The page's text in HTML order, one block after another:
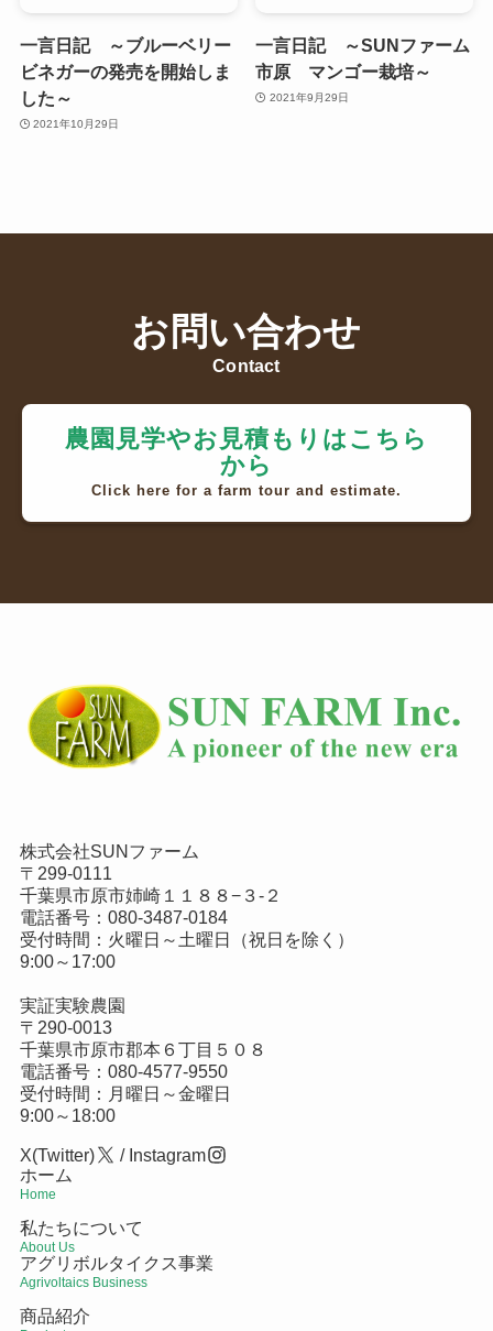
一言日記 ～ブルーベリー
ビネガーの発売を開始しま
した～
2021年10月29日
一言日記 ～SUNファーム
市原 マンゴー栽培～
2021年9月29日
お問い合わせ
Contact
農園見学やお見積もりはこちら
から
Click here for a farm tour and estimate.
株式会社SUNファーム
〒299-0111
千葉県市原市姉崎１１８８−３-２
電話番号： 080-3487-0184
受付時間：火曜日～土曜日（祝日を除く）
9:00～17:00
実証実験農園
〒290-0013
千葉県市原市郡本６丁目５０８
電話番号： 080-4577-9550
受付時間：月曜日～金曜日
9:00～18:00
X(Twitter) / Instagram
ホーム
Home
私たちについて
About Us
アグリボルタイクス事業
Agrivoltaics Business
商品紹介